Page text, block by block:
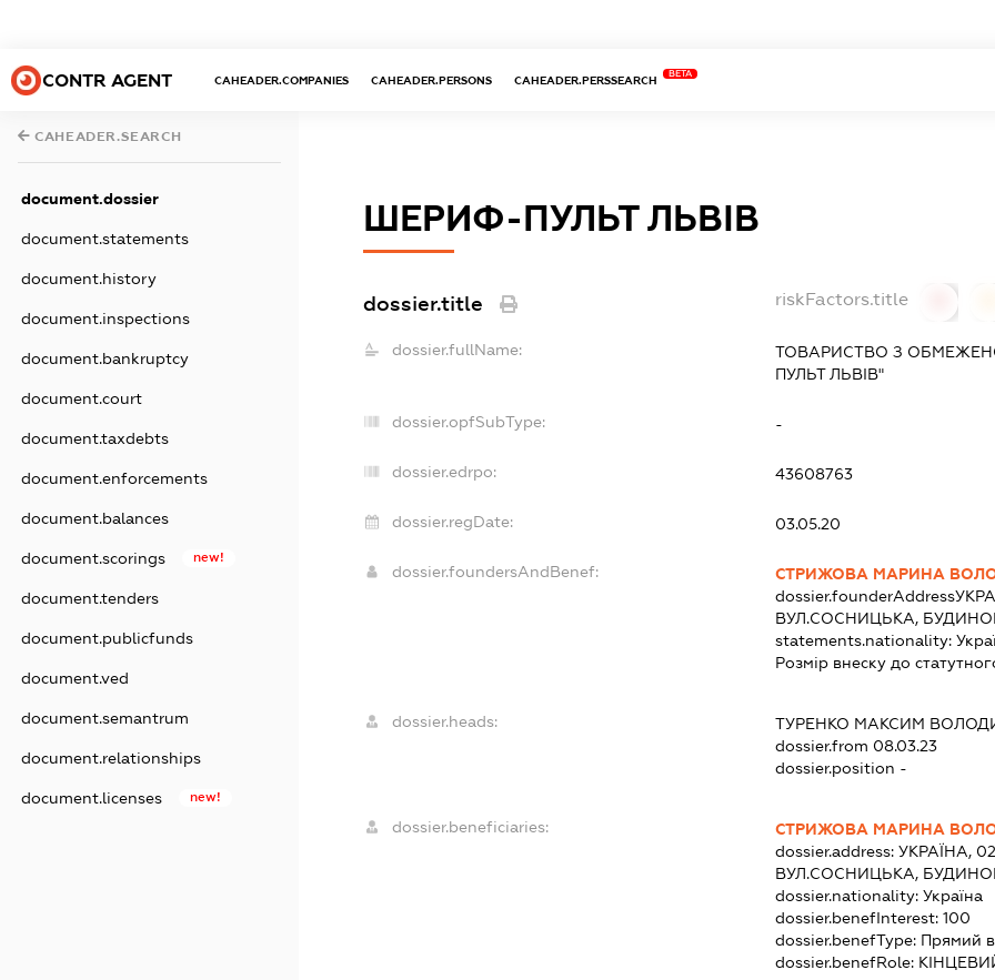
CONTR AGENT CAHEADER.COMPANIES CAHEADER.PERSONS CAHEADER.PERSSEARCH
BETA
CAHEADER.SEARCH
document.dossier
document.statements
document.history
document.inspections
document.bankruptcy
document.court
document.taxdebts
document.enforcements
document.balances
document.scorings new!
document.tenders
document.publicfunds
document.ved
document.semantrum
document.relationships
document.licenses new!
ШЕРИФ-ПУЛЬТ ЛЬВІВ
dossier.title riskFactors.title
dossier.fullName:
ТОВАРИСТВО З
ПУЛЬТ ЛЬВІВ"
dossier.opfSubType: -
dossier.edrpo: 43608763
dossier.regDate: 03.05.20
dossier.foundersAndBenef:
СТРИЖОВА МАРИНА
dossier.founderAddress
ВУЛ.СОСНИЦЬКА,
statements.nationality:
Розмір внеску до
dossier.heads: ТУРЕНКО МАКСИМ
dossier.from 08.03.23
dossier.position -
dossier.beneficiaries:
СТРИЖОВА МАРИНА
dossier.address: УКРАЇНА,
ВУЛ.СОСНИЦЬКА,
dossier.nationality: Україна
dossier.benefInterest: 100
dossier.benefType: Прямий
dossier.benefRole: